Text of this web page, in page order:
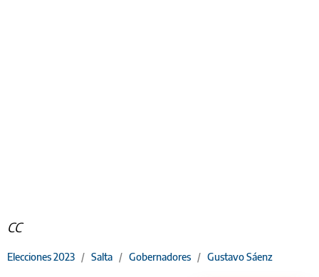
CC
Elecciones 2023 / Salta / Gobernadores / Gustavo Sáenz